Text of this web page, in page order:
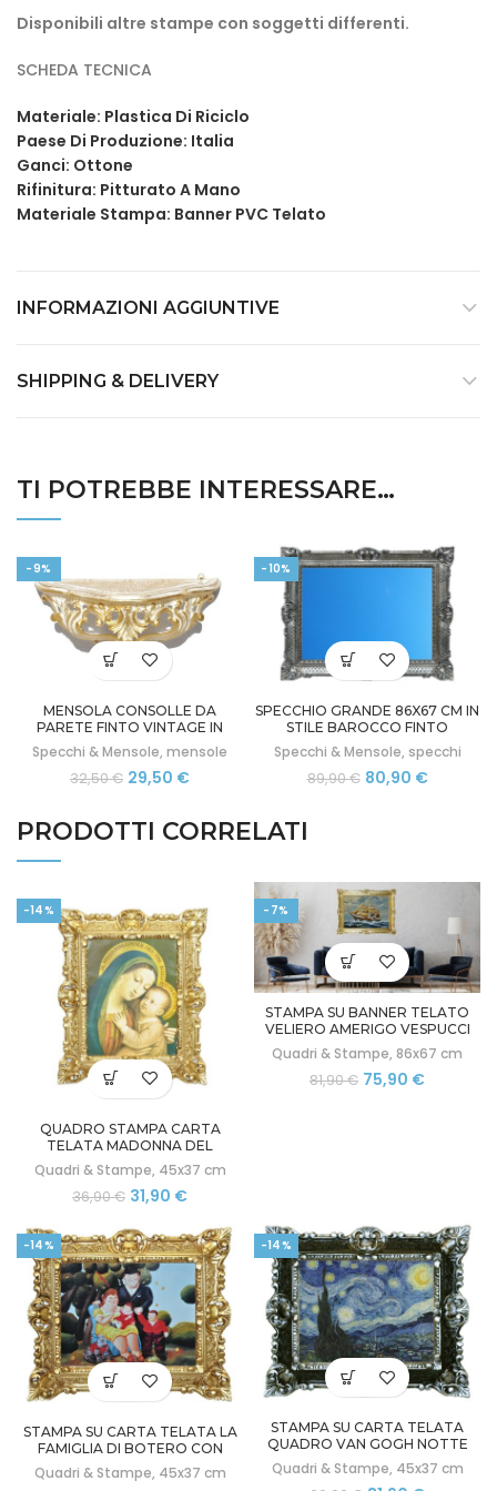
Disponibili altre stampe con soggetti differenti.
SCHEDA TECNICA
Materiale: Plastica Di Riciclo
Paese Di Produzione: Italia
Ganci: Ottone
Rifinitura: Pitturato A Mano
Materiale Stampa: Banner PVC Telato
INFORMAZIONI AGGIUNTIVE
SHIPPING & DELIVERY
TI POTREBBE INTERESSARE…
-9%
MENSOLA CONSOLLE DA
PARETE FINTO VINTAGE IN
STILE BAROCCO VENEZIANO
Specchi & Mensole, mensole
32,50€ Il
era:
29,50 €Il
è:
-10%
SPECCHIO GRANDE 86X67 CM IN
STILE BAROCCO FINTO
VINTAGE
Specchi & Mensole, specchi
89,90€ Il
80,90 €Il
PRODOTTI CORRELATI
-14%
QUADRO STAMPA CARTA
TELATA MADONNA DEL
BUONCONSIGLIO CORNICE
STILE BAROCCO CM 45X37
Quadri & Stampe, 45x37 cm
36,90€ Il
originale
era:
36,90 €.
31,90 €Il
attuale
è:
31,90 €.
-7%
STAMPA SU BANNER TELATO
VELIERO AMERIGO VESPUCCI
CON CORNICE BAROCCA
Quadri & Stampe, 86x67 cm
81,90€ Il
75,90 €Il
-14%
STAMPA SU CARTA TELATA LA
FAMIGLIA DI BOTERO CON
CORNICE STILE BAROCCO CM
45X37
Quadri & Stampe, 45x37 cm
-14%
STAMPA SU CARTA TELATA
QUADRO VAN GOGH NOTTE
STELLATA CON CORNICE
BAROCCA 45X37
Quadri & Stampe, 45x37 cm